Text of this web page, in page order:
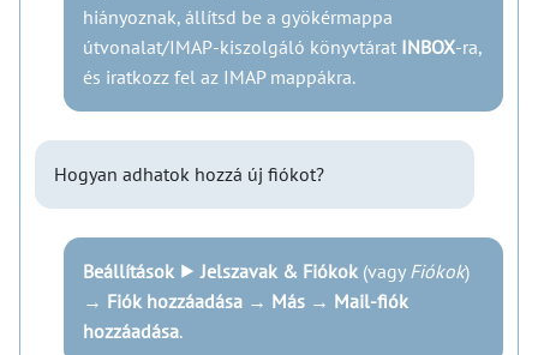
hiányoznak, állítsd be a gyökérmappa
útvonalat/IMAP-kiszolgáló könyvtárat INBOX-ra,
és iratkozz fel az IMAP mappákra.
Hogyan adhatok hozzá új fiókot?
Beállítások ⯈ Jelszavak & Fiókok (vagy Fiókok)
→ Fiók hozzáadása → Más → Mail-fiók
hozzáadása.